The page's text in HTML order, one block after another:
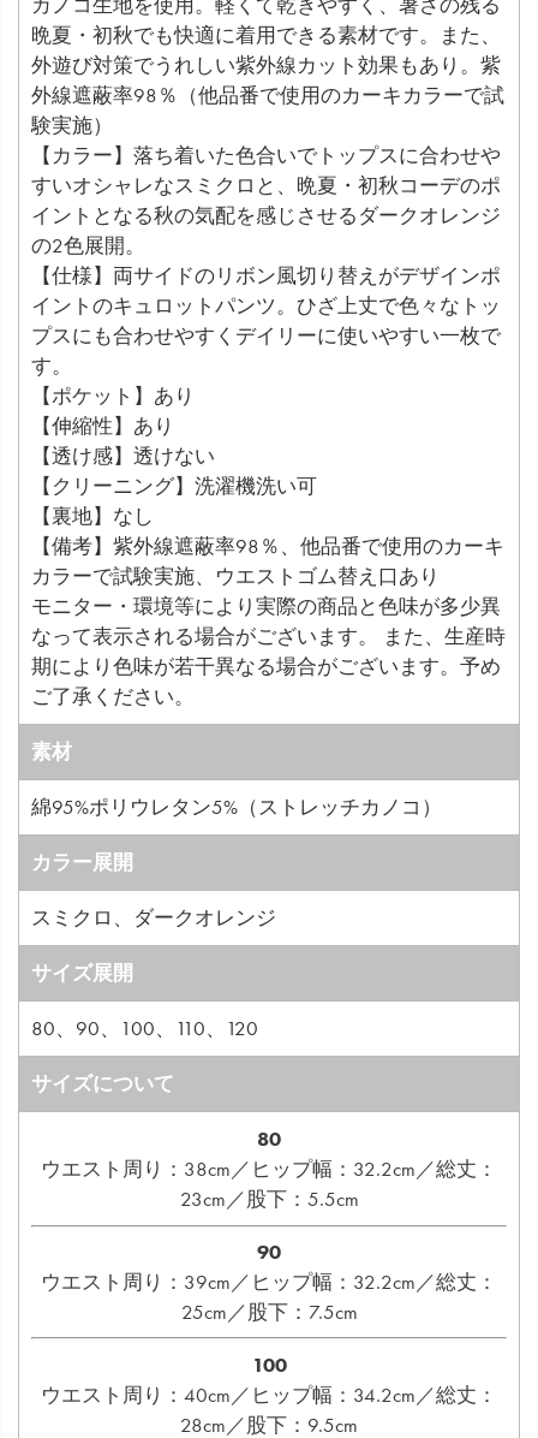
カノコ生地を使用。軽くて乾きやすく、暑さの残る
晩夏・初秋でも快適に着用できる素材です。また、
外遊び対策でうれしい紫外線カット効果もあり。紫
外線遮蔽率98％（他品番で使用のカーキカラーで試
験実施）
【カラー】落ち着いた色合いでトップスに合わせや
すいオシャレなスミクロと、晩夏・初秋コーデのポ
イントとなる秋の気配を感じさせるダークオレンジ
の2色展開。
【仕様】両サイドのリボン風切り替えがデザインポ
イントのキュロットパンツ。ひざ上丈で色々なトッ
プスにも合わせやすくデイリーに使いやすい一枚で
す。
【ポケット】あり
【伸縮性】あり
【透け感】透けない
【クリーニング】洗濯機洗い可
【裏地】なし
【備考】紫外線遮蔽率98％、他品番で使用のカーキ
カラーで試験実施、ウエストゴム替え口あり
モニター・環境等により実際の商品と色味が多少異
なって表示される場合がございます。 また、生産時
期により色味が若干異なる場合がございます。予め
ご了承ください。
素材
綿95%ポリウレタン5%（ストレッチカノコ）
カラー展開
スミクロ、ダークオレンジ
サイズ展開
80、90、100、110、120
サイズについて
80
ウエスト周り：38cm／ヒップ幅：32.2cm／総丈：
23cm／股下：5.5cm
90
ウエスト周り：39cm／ヒップ幅：32.2cm／総丈：
25cm／股下：7.5cm
100
ウエスト周り：40cm／ヒップ幅：34.2cm／総丈：
28cm／股下：9.5cm